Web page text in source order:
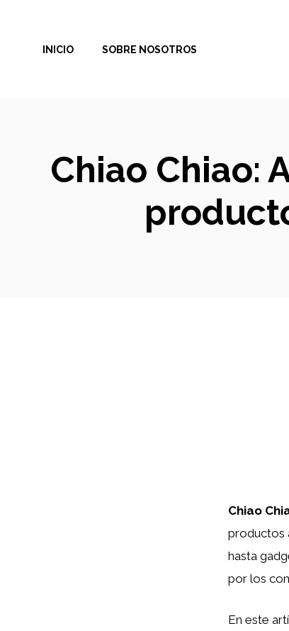
contenidoINICIO SOBRE NOSOTROS
Chiao Chiao:
Chiao
productos
hasta
por los
En este